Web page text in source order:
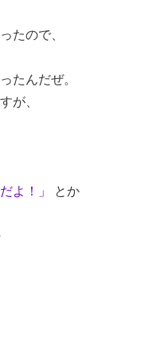
たので、
たんだぜ。
が、
よ！」
とか